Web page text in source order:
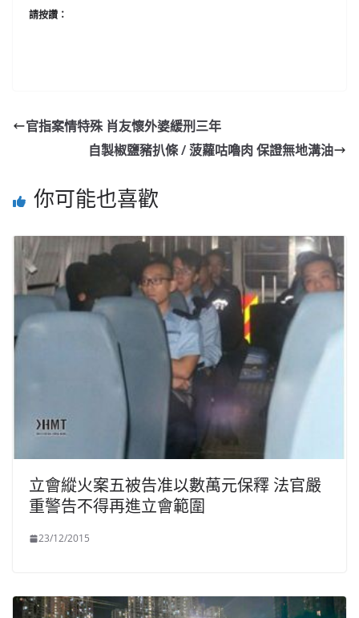
請按讚：
官指案情特殊 肖友懷外婆緩刑三年
自製椒鹽豬扒條 / 菠蘿咕嚕肉 保證無地溝油
你可能也喜歡
立會縱火案五被告准以數萬元保釋 法官嚴
重警告不得再進立會範圍
23/12/2015